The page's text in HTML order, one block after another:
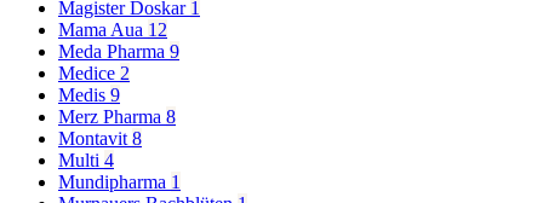
Magister Doskar 1
Mama Aua 12
Meda Pharma 9
Medice 2
Medis 9
Merz Pharma 8
Montavit8
Multi 4
Mundipharma 1